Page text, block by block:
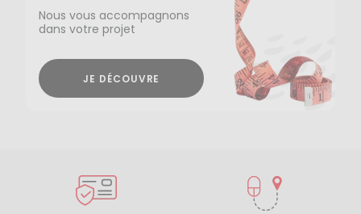
Nous vous accompagnons
dans votre projet
JE DÉCOUVRE